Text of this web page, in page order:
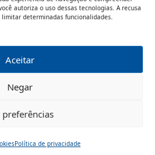
autoriza o uso dessas tecnologias. A recusa
determinadas funcionalidades.
Aceitar
Negar
preferências
Política de privacidade
POLÍTICA DE PRIVACIDADE
DIREITOS RESERVADOS